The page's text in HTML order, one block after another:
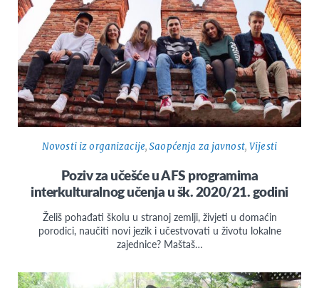
Novosti iz organizacije,Saopćenja za javnost,Vijesti
Poziv za učešće u AFS programima
interkulturalnog učenja u šk. 2020/21. godini
Želiš pohađati školu u stranoj zemlji, živjeti u domaćin
porodici, naučiti novi jezik i učestvovati u životu lokalne
zajednice? Maštaš…